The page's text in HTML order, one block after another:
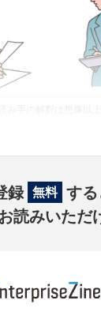
録 無料 する
読みいただ